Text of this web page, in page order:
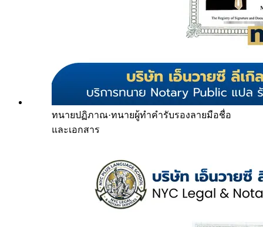
ทนายปฏิภาณ·ทนายผู้ทำคำรับรองลายมือชื่อ
และเอกสาร